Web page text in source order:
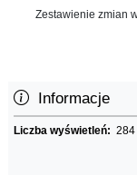
Zestawienie zmian
Informacje
Liczba wyświetleń: 284